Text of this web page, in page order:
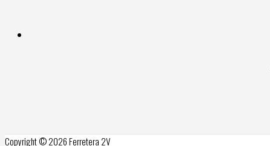
Copyright © 2026Ferretera 2V